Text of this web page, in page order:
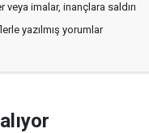
imalar, inançlara saldırı
yazılmış yorumlar